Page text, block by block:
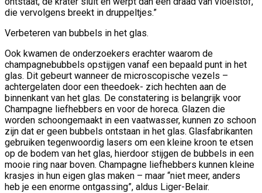
die vervolgens breekt in druppeltjes.”
Verbeteren van bubbels in het glas.
Ook kwamen de onderzoekers erachter waarom de
champagnebubbels opstijgen vanaf een bepaald punt in het
glas. Dit gebeurt wanneer de microscopische vezels –
achtergelaten door een theedoek- zich hechten aan de
binnenkant van het glas. De constatering is belangrijk voor
Champagne liefhebbers en voor de horeca. Glazen die
worden schoongemaakt in een vaatwasser, kunnen zo schoon
zijn dat er geen bubbels ontstaan in het glas. Glasfabrikanten
gebruiken tegenwoordig lasers om een kleine kroon te etsen
op de bodem van het glas, hierdoor stijgen de bubbels in een
mooie ring naar boven. Champagne liefhebbers kunnen kleine
krasjes in hun eigen glas maken – maar “niet meer, anders
heb je een enorme ontgassing”, aldus Liger-Belair.